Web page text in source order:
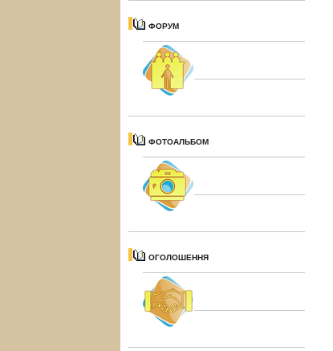
ФОРУМ
ФОТОАЛЬБОМ
ОГОЛОШЕННЯ